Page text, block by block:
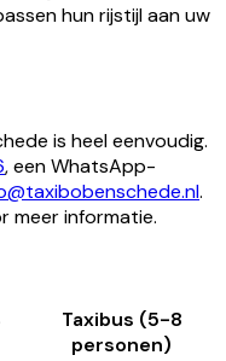
hun rijstijl aan uw
is heel eenvoudig.
, een WhatsApp-
.
meer informatie.
Taxibus (5-8
personen)